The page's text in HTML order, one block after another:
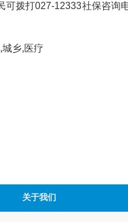
可拨打027-12333社保咨询
乡,医疗
关于我们